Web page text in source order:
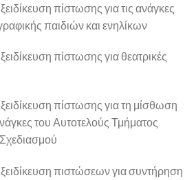
πίστωσης για τις ανάγκες
παιδιών και ενηλίκων
πίστωσης για θεατρικές
πίστωσης για τη μίσθωση
του Αυτοτελούς Τμήματος
πιστώσεων για συντήρηση